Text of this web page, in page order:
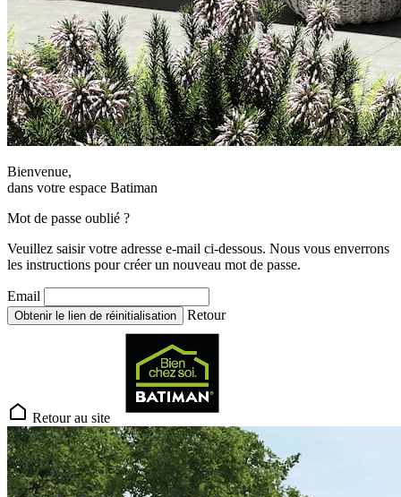
Bienvenue,
dans votre espace Batiman
Mot de passe oublié ?
Veuillez saisir votre adresse e-mail ci-dessous. Nous vous enverrons
les instructions pour créer un nouveau mot de passe.
Email
Obtenir le lien de réinitialisation Retour
Retour au site